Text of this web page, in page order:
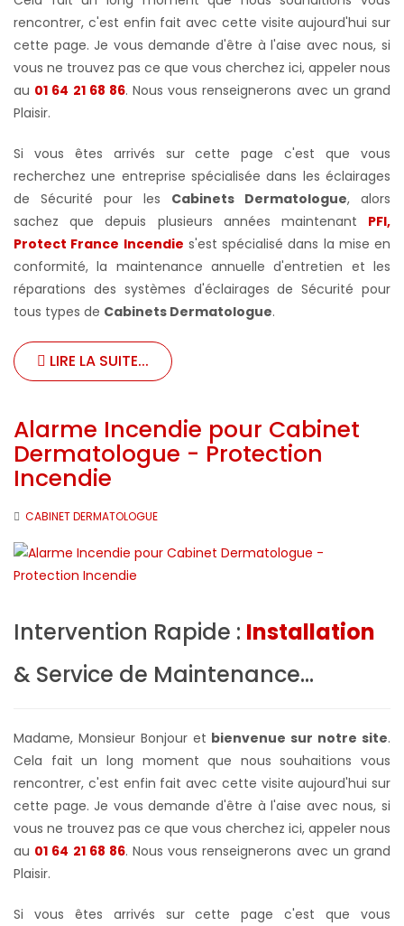
rencontrer, c'est enfin fait avec cette visite aujourd'hui sur
cette page. Je vous demande d'être à l'aise avec nous, si
vous ne trouvez pas ce que vous cherchez ici, appeler nous
au 01 64 21 68 86. Nous vous renseignerons avec un grand
Plaisir.
Si vous êtes arrivés sur cette page c'est que vous
recherchez une entreprise spécialisée dans les éclairages
de Sécurité pour les Cabinets Dermatologue, alors
sachez que depuis plusieurs années maintenant PFI,
Protect France Incendie s'est spécialisé dans la mise en
conformité, la maintenance annuelle d'entretien et les
réparations des systèmes d'éclairages de Sécurité pour
tous types de Cabinets Dermatologue.
LIRE LA SUITE...
Alarme Incendie pour Cabinet
Dermatologue - Protection
Incendie
CABINET DERMATOLOGUE
Intervention Rapide : Installation
& Service de Maintenance...
Madame, Monsieur Bonjour et bienvenue sur notre site.
Cela fait un long moment que nous souhaitions vous
rencontrer, c'est enfin fait avec cette visite aujourd'hui sur
cette page. Je vous demande d'être à l'aise avec nous, si
vous ne trouvez pas ce que vous cherchez ici, appeler nous
au 01 64 21 68 86. Nous vous renseignerons avec un grand
Plaisir.
Si vous êtes arrivés sur cette page c'est que vous